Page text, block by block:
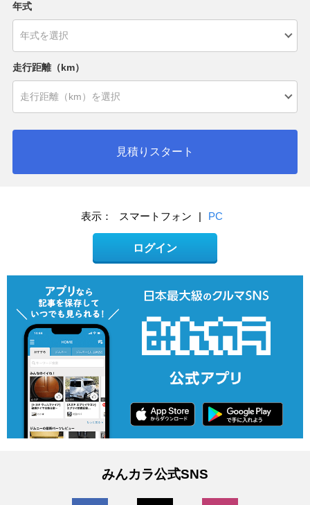
年式
走行距離（km）
見積りスタート
表示： スマートフォン | PC
ログイン
みんカラ公式SNS